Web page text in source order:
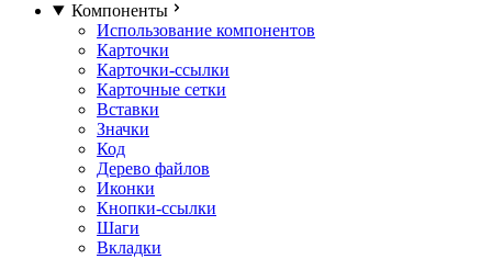
Компоненты
Использование компонентов
Карточки
Карточки-ссылки
Карточные сетки
Вставки
Значки
Код
Дерево файлов
Иконки
Кнопки-ссылки
Шаги
Вкладки